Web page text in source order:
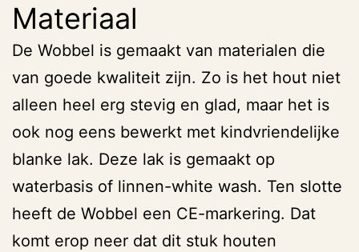
Materiaal
De Wobbel is gemaakt van materialen die
van goede kwaliteit zijn. Zo is het hout niet
alleen heel erg stevig en glad, maar het is
ook nog eens bewerkt met kindvriendelijke
blanke lak. Deze lak is gemaakt op
waterbasis of linnen-white wash. Ten slotte
heeft de Wobbel een CE-markering. Dat
komt erop neer dat dit stuk houten